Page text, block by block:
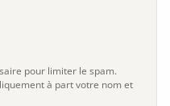
pour limiter le spam.
à part votre nom et